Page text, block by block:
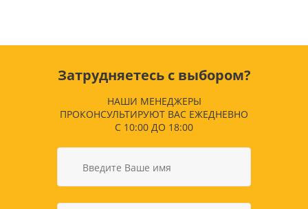
Затрудняетесь с выбором?
НАШИ МЕНЕДЖЕРЫ
ПРОКОНСУЛЬТИРУЮТ ВАС ЕЖЕДНЕВНО
С 10:00 ДО 18:00